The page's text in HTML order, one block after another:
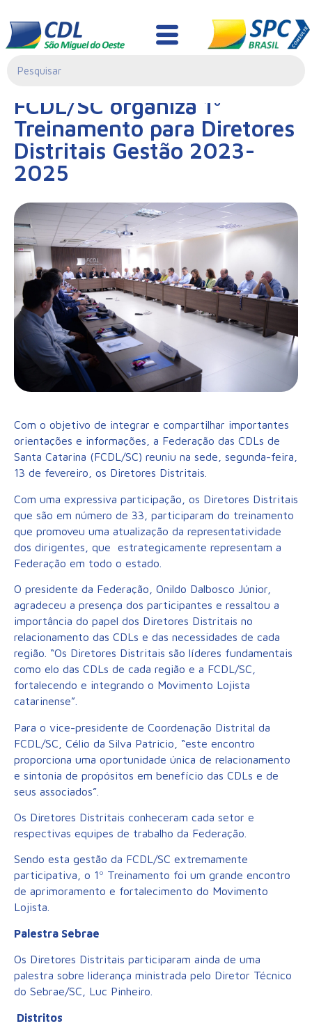
Notícias
FCDL/SC organiza 1º
Treinamento para Diretores
Distritais Gestão 2023-
2025
Com o objetivo de integrar e compartilhar importantes
orientações e informações, a Federação das CDLs de
Santa Catarina (FCDL/SC) reuniu na sede, segunda-feira,
13 de fevereiro, os Diretores Distritais.
Com uma expressiva participação, os Diretores Distritais
que são em número de 33, participaram do treinamento
que promoveu uma atualização da representatividade
dos dirigentes, que estrategicamente representam a
Federação em todo o estado.
O presidente da Federação, Onildo Dalbosco Júnior,
agradeceu a presença dos participantes e ressaltou a
importância do papel dos Diretores Distritais no
relacionamento das CDLs e das necessidades de cada
região. “Os Diretores Distritais são líderes fundamentais
como elo das CDLs de cada região e a FCDL/SC,
fortalecendo e integrando o Movimento Lojista
catarinense”.
Para o vice-presidente de Coordenação Distrital da
FCDL/SC, Célio da Silva Patricio, “este encontro
proporciona uma oportunidade única de relacionamento
e sintonia de propósitos em benefício das CDLs e de
seus associados”.
Os Diretores Distritais conheceram cada setor e
respectivas equipes de trabalho da Federação.
Sendo esta gestão da FCDL/SC extremamente
participativa, o 1º Treinamento foi um grande encontro
de aprimoramento e fortalecimento do Movimento
Lojista.
Palestra Sebrae
Os Diretores Distritais participaram ainda de uma
palestra sobre liderança ministrada pelo Diretor Técnico
do Sebrae/SC, Luc Pinheiro.
Distritos